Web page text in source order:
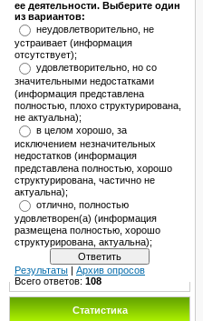
ее деятельности. Выберите один
из вариантов:
неудовлетворительно, не
устраивает (информация
отсутствует);
удовлетворительно, но со
значительными недостатками
(информация представлена
полностью, плохо структурирована,
не актуальна);
в целом хорошо, за
исключением незначительных
недостатков (информация
представлена полностью, хорошо
структурирована, частично не
актуальна);
отлично, полностью
удовлетворен(а) (информация
размещена полностью, хорошо
структурирована, актуальна);
Результаты | Архив опросов
Всего ответов: 108
Статистика